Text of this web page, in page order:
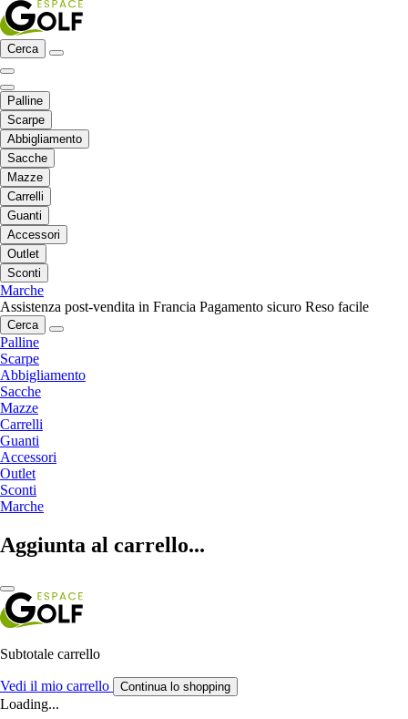
Cerca
Palline
Scarpe
Abbigliamento
Sacche
Mazze
Carrelli
Guanti
Accessori
Outlet
Sconti
Marche
Assistenza post-vendita in Francia Pagamento sicuro Reso facile
Cerca
Palline
Scarpe
Abbigliamento
Sacche
Mazze
Carrelli
Guanti
Accessori
Outlet
Sconti
Marche
Aggiunta al carrello...
Subtotale carrello
Vedi il mio carrello Continua lo shopping
Loading...